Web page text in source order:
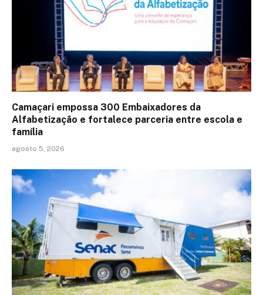
Camaçari empossa 300 Embaixadores da
Alfabetização e fortalece parceria entre escola e
família
agosto 5, 2026